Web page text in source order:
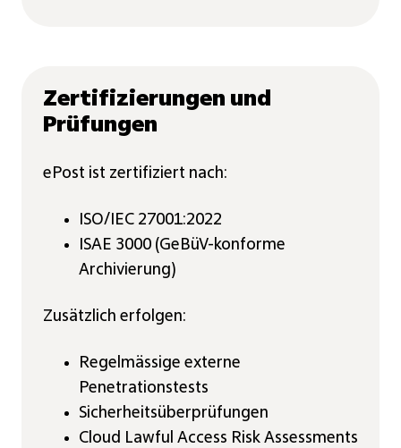
Zertifizierungen und
Prüfungen
ePost ist zertifiziert nach:
ISO/IEC 27001:2022
ISAE 3000 (GeBüV-konforme
Archivierung)
Zusätzlich erfolgen:
Regelmässige externe
Penetrationstests
Sicherheitsüberprüfungen
Cloud Lawful Access Risk Assessments